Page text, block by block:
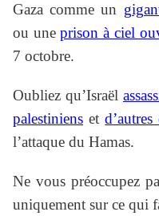
Gaza comme un
ou uneprison à ciel
7 octobre.
Oubliez qu’Israël
palestiniens et
l’attaque du Hamas.
Ne vous préoccupez
uniquement sur ce qui